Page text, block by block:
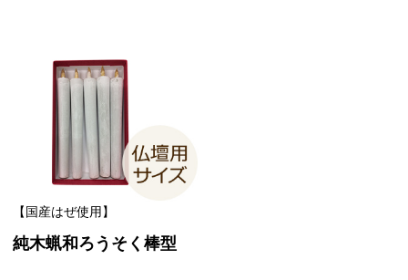
【国産はぜ使用】
純木蝋和ろうそく棒型